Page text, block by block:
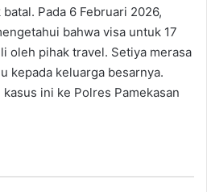
Pada 6 Februari 2026,
bahwa visa untuk 17
oleh pihak travel. Setiya merasa
kepada keluarga besarnya.
ini ke Polres Pamekasan